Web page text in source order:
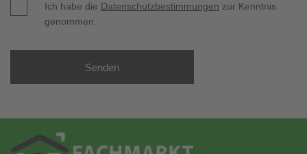
Ich habe die Datenschutzbestimmungen zur Kenntnis
genommen.
Senden